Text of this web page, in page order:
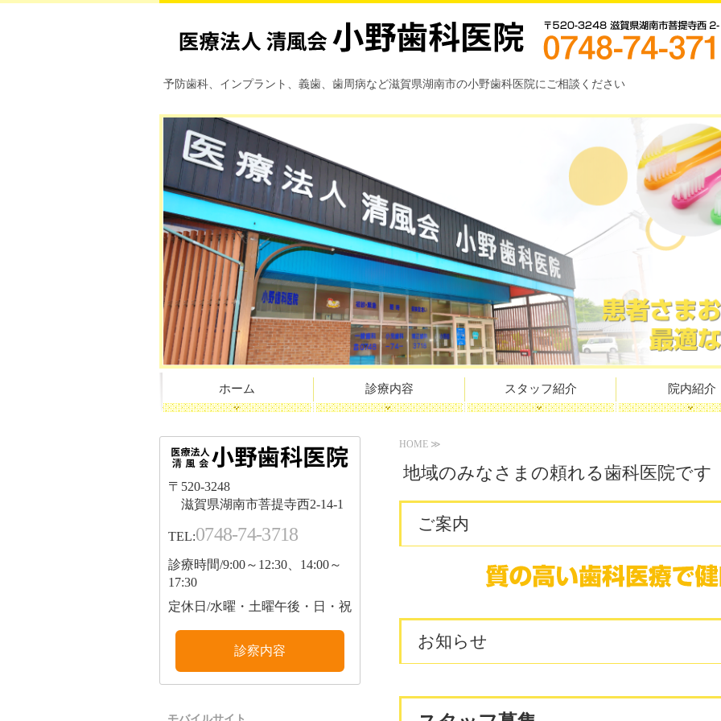
予防歯科、インプラント、義歯、歯周病など滋賀県湖南市の小野歯科医院にご相談ください
ホーム 診療内容 スタッフ紹介 院内紹介
HOME ≫
地域のみなさまの頼れる歯科医院です
ご案内
お知らせ
〒520-3248
滋賀県湖南市菩提寺西2-14-1
TEL:0748-74-3718
診療時間/9:00～12:30、14:00～
17:30
定休日/水曜・土曜午後・日・祝
診察内容